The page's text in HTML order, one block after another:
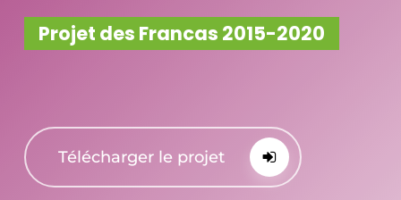
Projet des Francas 2015-2020
Télécharger le projet